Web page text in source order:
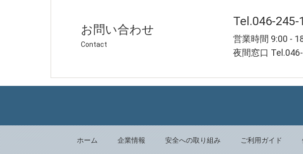
お問い合わせ
Contact
Tel.046-245-
営業時間 9:00 -
夜間窓口
ホーム 企業情報 安全への取り組み ご利用ガイド